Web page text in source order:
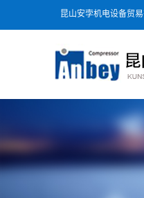
昆山安孛机电设备贸